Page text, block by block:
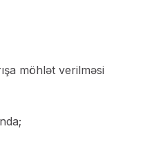
möhlət verilməsi